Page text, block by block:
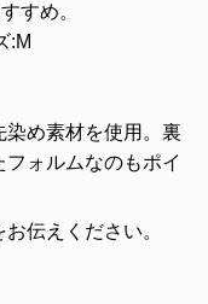
すめ。
:M
め素材を使用。裏
ォルムなのもポイ
伝えください。